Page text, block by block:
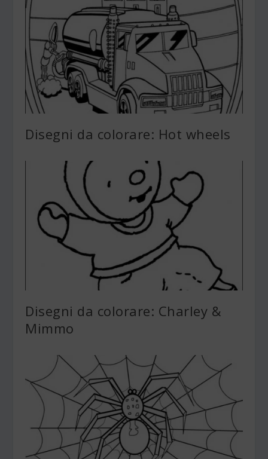
Disegni da colorare: Hot wheels
Disegni da colorare: Charley &
Mimmo